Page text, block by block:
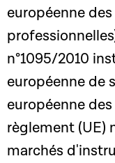
européenne
n°1095/2010
européenne de
européenne
règlement (UE)
marchés